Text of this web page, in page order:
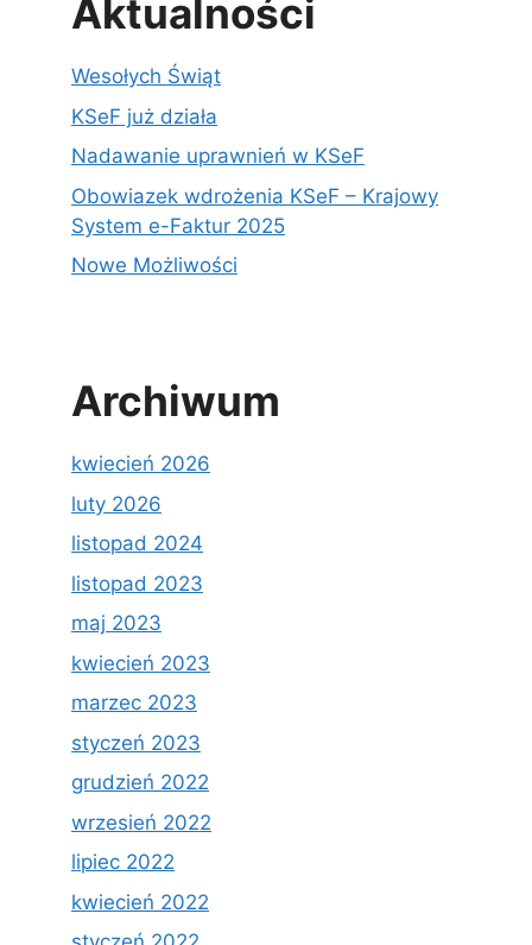
Aktualności
Wesołych Świąt
KSeF już działa
Nadawanie uprawnień w KSeF
Obowiazek wdrożenia KSeF – Krajowy
System e-Faktur 2025
Nowe Możliwości
Archiwum
kwiecień 2026
luty 2026
listopad 2024
listopad 2023
maj 2023
kwiecień 2023
marzec 2023
styczeń 2023
grudzień 2022
wrzesień 2022
lipiec 2022
kwiecień 2022